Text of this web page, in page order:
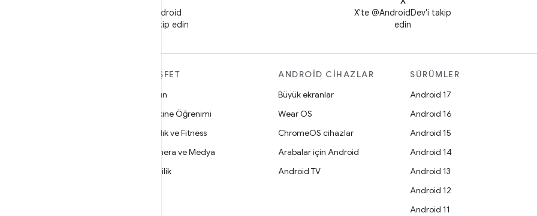
WeChat'te Android
Developers'ı takip edin
X'te @AndroidDev'i takip
edin
KEŞFET
Oyun
Makine Öğrenimi
Sağlık ve Fitness
Kamera ve Medya
Gizlilik
ANDROID CIHAZLAR
Büyük ekranlar
Wear OS
ChromeOS cihazlar
Arabalar için Android
Android TV
SÜRÜMLER
Android 17
Android 16
Android 15
Android 14
Android 13
Android 12
Android 11